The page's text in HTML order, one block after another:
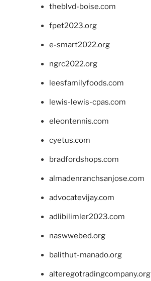
theblvd-boise.com
fpet2023.org
e-smart2022.org
ngrc2022.org
leesfamilyfoods.com
lewis-lewis-cpas.com
eleontennis.com
cyetus.com
bradfordshops.com
almadenranchsanjose.com
advocatevijay.com
adlibilimler2023.com
naswwebed.org
balithut-manado.org
alteregotradingcompany.org